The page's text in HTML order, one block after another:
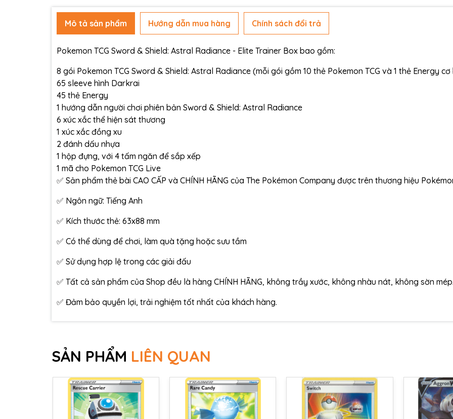
Mô tả sản phẩm Hướng dẫn mua hàng Chính sách đổi trả
Pokemon TCG Sword & Shield: Astral Radiance - Elite Trainer Box bao gồm:
8 gói Pokemon TCG Sword & Shield: Astral Radiance (mỗi gói gồm 10 thẻ Pokemon TCG và 1 thẻ Energy
65 sleeve hình Darkrai
45 thẻ Energy
1 hướng dẫn người chơi phiên bản Sword & Shield: Astral Radiance
6 xúc xắc thể hiện sát thương
1 xúc xắc đồng xu
2 đánh dấu nhựa
1 hộp đựng, với 4 tấm ngăn để sắp xếp
1 mã cho Pokemon TCG Live
✅ Sản phẩm thẻ bài CAO CẤP và CHÍNH HÃNG của The Pokémon Company được trên thương hiệu
✅ Ngôn ngữ: Tiếng Anh
✅ Kích thước thẻ: 63x88 mm
✅ Có thể dùng để chơi, làm quà tặng hoặc sưu tầm
✅ Sử dụng hợp lệ trong các giải đấu
✅ Tất cả sản phẩm của Shop đều là hàng CHÍNH HÃNG, không trầy xước, không nhàu nát, không sờn
✅ Đảm bảo quyền lợi, trải nghiệm tốt nhất của khách hàng.
SẢN PHẨM LIÊN QUAN